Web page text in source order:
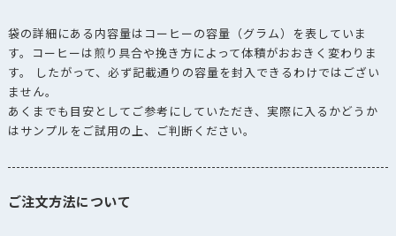
袋の詳細にある内容量はコーヒーの容量（グラム）を表していま
す。コーヒーは煎り具合や挽き方によって体積がおおきく変わりま
す。 したがって、必ず記載通りの容量を封入できるわけではござい
ません。
あくまでも目安としてご参考にしていただき、実際に入るかどうか
はサンプルをご試用の上、ご判断ください。
ご注文方法について